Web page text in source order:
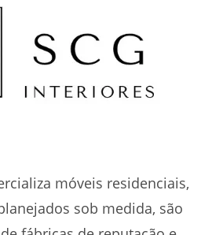
móveis residenciais,
sob medida, são